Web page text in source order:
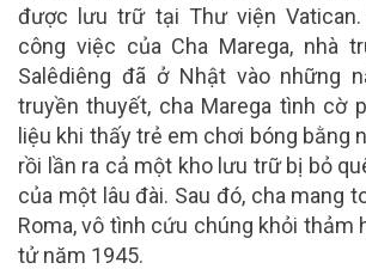
được lưu trữ tại Thư viện
công việc của Cha Marega, nhà
Salêdiêng đã ở Nhật vào những
truyền thuyết, cha Marega tình cờ
liệu khi thấy trẻ em chơi bóng bằng
rồi lần ra cả một kho lưu trữ bị bỏ
của một lâu đài. Sau đó, cha mang
Roma, vô tình cứu chúng khỏi thảm
tử năm 1945.